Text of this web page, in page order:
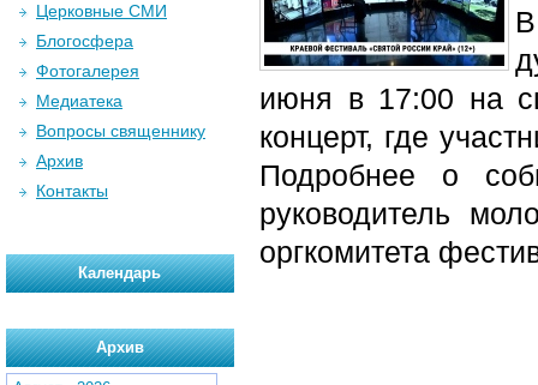
июня в 17:00 на
концерт, где
Подробнее о
руководитель
оргкомитета
Церковные СМИ
Блогосфера
Фотогалерея
Медиатека
Вопросы священнику
Архив
Контакты
Календарь
Архив